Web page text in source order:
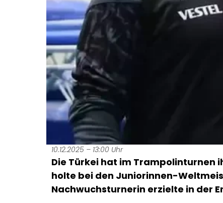
10.12.2025 – 13:00 Uhr
Die Türkei hat im Trampolinturnen
holte bei den Juniorinnen-
Nachwuchsturnerin erzielte in der